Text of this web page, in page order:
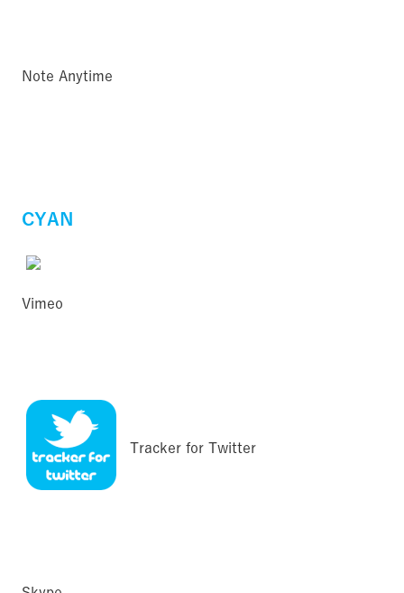
Note Anytime
CYAN
Vimeo
Tracker for Twitter